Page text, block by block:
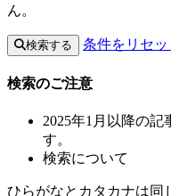
ん。
検索する 条件をリセッ
検索のご注意
2025年1月以降の記
す。
検索について
ひらがなとカタカナは同